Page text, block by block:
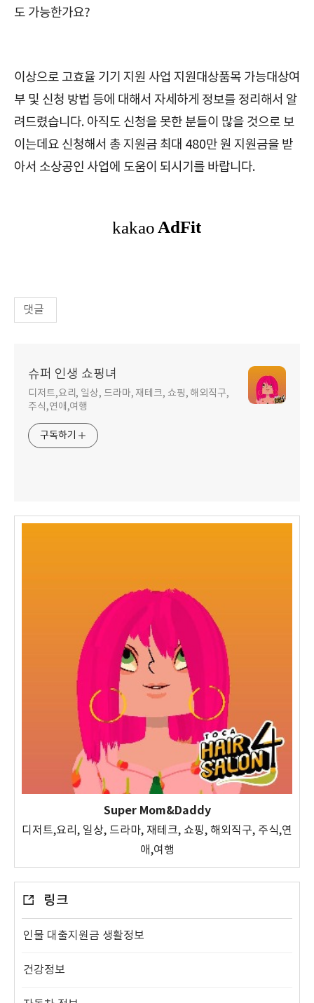
도 가능한가요?
이상으로 고효율 기기 지원 사업 지원대상품목 가능대상여
부 및 신청 방법 등에 대해서 자세하게 정보를 정리해서 알
려드렸습니다. 아직도 신청을 못한 분들이 많을 것으로 보
이는데요 신청해서 총 지원금 최대 480만 원 지원금을 받
아서 소상공인 사업에 도움이 되시기를 바랍니다.
댓글
슈퍼 인생 쇼핑녀
디저트,요리, 일상, 드라마, 재테크, 쇼핑, 해외직구,
주식,연애,여행
구독하기
Super Mom&Daddy
디저트,요리, 일상, 드라마, 재테크, 쇼핑, 해외직구, 주식,연
애,여행
링크
인물 대출지원금 생활정보
건강정보